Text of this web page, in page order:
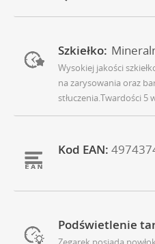
Szkiełko:
Wysokiej jakości
na zarysowania oraz
stłuczenia.Twardości 5
Kod EAN:
Podświetlenie